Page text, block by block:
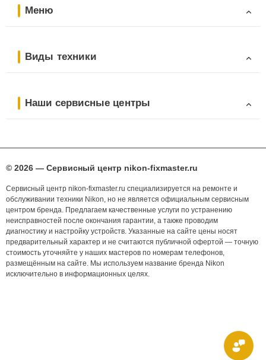
Меню
Виды техники
Наши сервисные центры
© 2026 — Сервисный центр nikon-fixmaster.ru
Сервисный центр nikon-fixmaster.ru специализируется на ремонте и
обслуживании техники Nikon, но не является официальным сервисным
центром бренда. Предлагаем качественные услуги по устранению
неисправностей после окончания гарантии, а также проводим
диагностику и настройку устройств. Указанные на сайте цены носят
предварительный характер и не считаются публичной офертой — точную
стоимость уточняйте у наших мастеров по номерам телефонов,
размещённым на сайте. Мы используем название бренда Nikon
исключительно в информационных целях.